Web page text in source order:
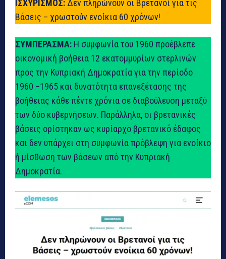
ΙΣΧΥΡΙΣΜΟΣ: Δεν πληρώνουν οι Βρετανοί για τις
Βάσεις – χρωστούν ενοίκια 60 χρόνων!
ΣΥΜΠΕΡΑΣΜΑ: Η συμφωνία του 1960 προέβλεπε
οικονομική βοήθεια 12 εκατομμυρίων στερλινών
προς την Κυπριακή Δημοκρατία για την περίοδο
1960 –1965 και δυνατότητα επανεξέτασης της
βοήθειας κάθε πέντε χρόνια σε διαβούλευση μεταξύ
των δύο κυβερνήσεων. Παράλληλα, οι βρετανικές
βάσεις ορίστηκαν ως κυρίαρχο βρετανικό έδαφος
και δεν υπάρχει στη συμφωνία πρόβλεψη για ενοίκιο
ή μίσθωση των βάσεων από την Κυπριακή
Δημοκρατία.